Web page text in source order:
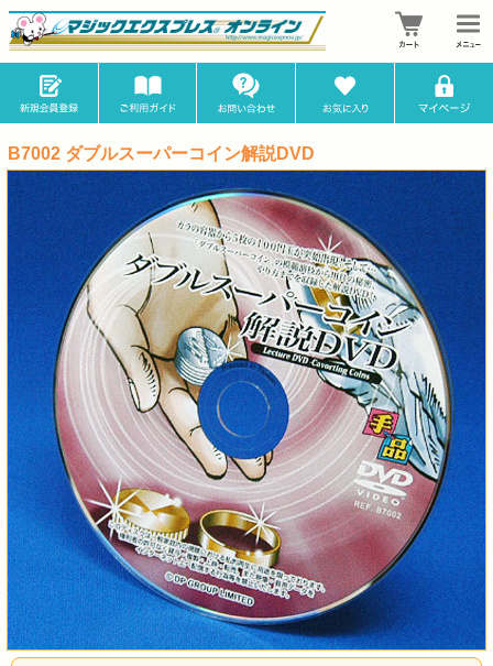
B7002 ダブルスーパーコイン解説DVD